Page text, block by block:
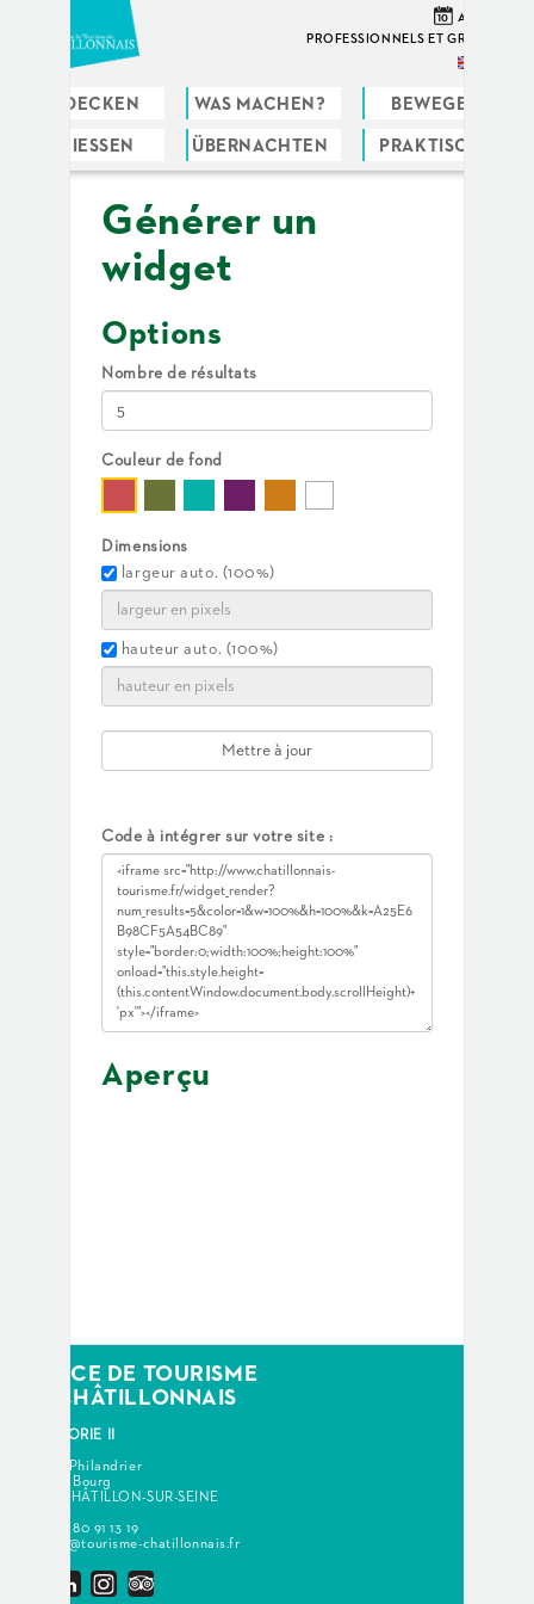
10
AGENDA
PROFESSIONNELS ET GROUPES
ENTDECKEN WAS MACHEN? BEWEGEN
GENIESSEN ÜBERNACHTEN PRAKTISCHE
Générer un
widget
Options
Nombre de résultats
Couleur de fond
Dimensions
largeur auto. (100%)
hauteur auto. (100%)
Code à intégrer sur votre site :
Aperçu
OFFICE DE TOURISME
DU CHÂTILLONNAIS
CATÉGORIE II
Maison Philandrier
1 rue du Bourg
21400 CHÂTILLON-SUR-SEINE
+33 (0)3 80 91 13 19
contact@tourisme-chatillonnais.fr